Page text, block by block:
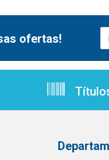
ofertas!